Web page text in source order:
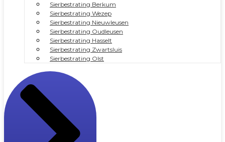
Sierbestrating Berkum
Sierbestrating Wezep
Sierbestrating Nieuwleusen
Sierbestrating Oudleusen
Sierbestrating Hasselt
Sierbestrating Zwartsluis
Sierbestrating Olst